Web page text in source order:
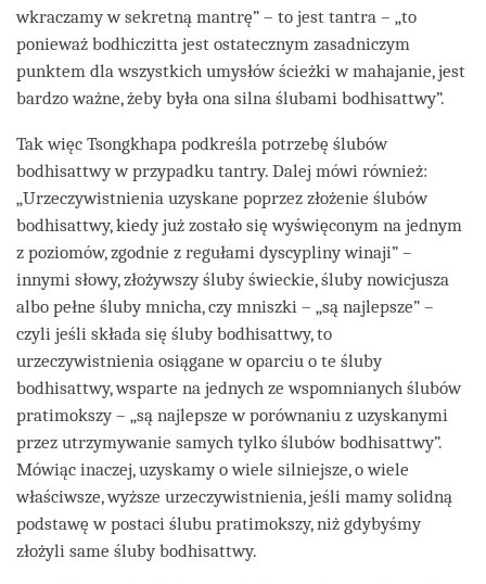
wkraczamy w sekretną mantrę” – to jest tantra – „to
ponieważ bodhiczitta jest ostatecznym zasadniczym
punktem dla wszystkich umysłów ścieżki w mahajanie, jest
bardzo ważne, żeby była ona silna ślubami bodhisattwy”.
Tak więc Tsongkhapa podkreśla potrzebę ślubów
bodhisattwy w przypadku tantry. Dalej mówi również:
„Urzeczywistnienia uzyskane poprzez złożenie ślubów
bodhisattwy, kiedy już zostało się wyświęconym na jednym
z poziomów, zgodnie z regułami dyscypliny winaji” –
innymi słowy, złożywszy śluby świeckie, śluby nowicjusza
albo pełne śluby mnicha, czy mniszki – „są najlepsze” –
czyli jeśli składa się śluby bodhisattwy, to
urzeczywistnienia osiągane w oparciu o te śluby
bodhisattwy, wsparte na jednych ze wspomnianych ślubów
pratimokszy – „są najlepsze w porównaniu z uzyskanymi
przez utrzymywanie samych tylko ślubów bodhisattwy”.
Mówiąc inaczej, uzyskamy o wiele silniejsze, o wiele
właściwsze, wyższe urzeczywistnienia, jeśli mamy solidną
podstawę w postaci ślubu pratimokszy, niż gdybyśmy
złożyli same śluby bodhisattwy.